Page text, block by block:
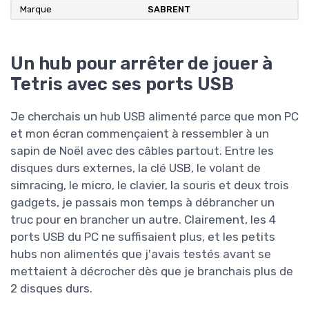
Marque SABRENT
Un hub pour arrêter de jouer à
Tetris avec ses ports USB
Je cherchais un hub USB alimenté parce que mon PC
et mon écran commençaient à ressembler à un
sapin de Noël avec des câbles partout. Entre les
disques durs externes, la clé USB, le volant de
simracing, le micro, le clavier, la souris et deux trois
gadgets, je passais mon temps à débrancher un
truc pour en brancher un autre. Clairement, les 4
ports USB du PC ne suffisaient plus, et les petits
hubs non alimentés que j'avais testés avant se
mettaient à décrocher dès que je branchais plus de
2 disques durs.